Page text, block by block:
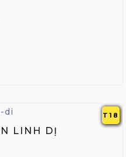
T18
LINH DỊ